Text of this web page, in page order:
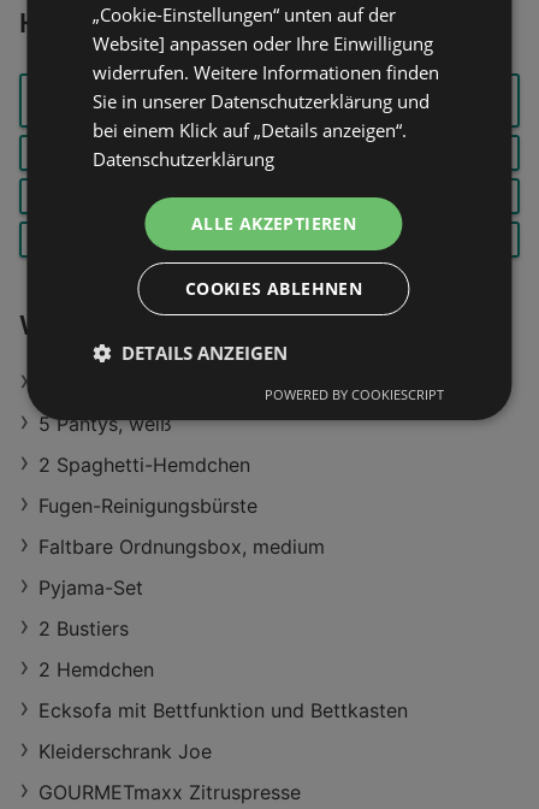
Häufig gesucht
FELIX HARIBO
KAFFEEVOLLAUTO
MAT
KASSLER MILKA
RADEBERGER RINDERROULADEN
SCHWEINEFILET
Weiterführende Links
5 Pantys, weiß
2 Spaghetti-Hemdchen
Fugen-Reinigungsbürste
Faltbare Ordnungsbox, medium
Pyjama-Set
2 Bustiers
2 Hemdchen
Ecksofa mit Bettfunktion und Bettkasten
Kleiderschrank Joe
GOURMETmaxx Zitruspresse
„Cookie-Einstellungen“ unten auf der
Website] anpassen oder Ihre Einwilligung
widerrufen. Weitere Informationen finden
Sie in unserer Datenschutzerklärung und
bei einem Klick auf „Details anzeigen“.
Datenschutzerklärung
ALLE AKZEPTIEREN
COOKIES ABLEHNEN
DETAILS ANZEIGEN
POWERED BY COOKIESCRIPT